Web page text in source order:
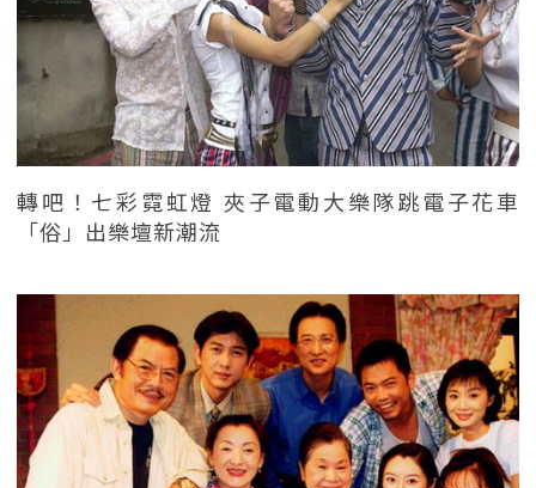
轉吧！七彩霓虹燈 夾子電動大樂隊跳電子花車
「俗」出樂壇新潮流